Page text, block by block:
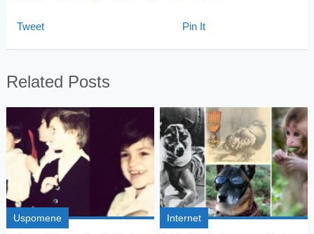
Tweet Pin It
Related Posts
Uspomene Internet